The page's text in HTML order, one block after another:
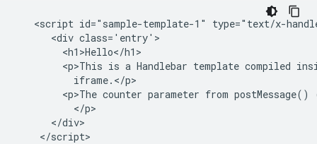
<script id="sample-template-1" type="text/x-
      <div class='entry'>
        <h1>Hello</h1>
<p>This is a Handlebar template compiled
          iframe.</p>
<p>The counter parameter from postMessage()
          </p>
      </div>
    </script>